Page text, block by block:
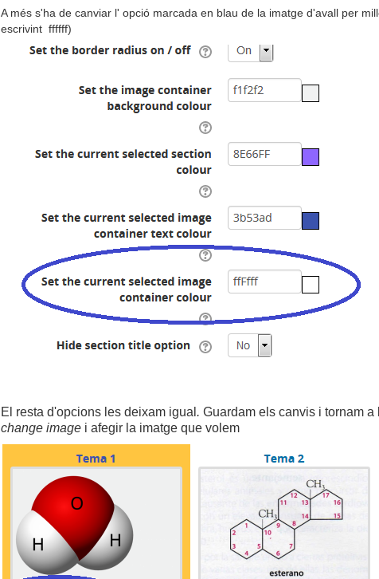
A més s'ha de canviar l' opció marcada en blau de la imatge d'avall per
escrivint ffffff)
El resta d'opcions les deixam igual.Guardam els canvis i tornam
change image i afegir la imatge que volem